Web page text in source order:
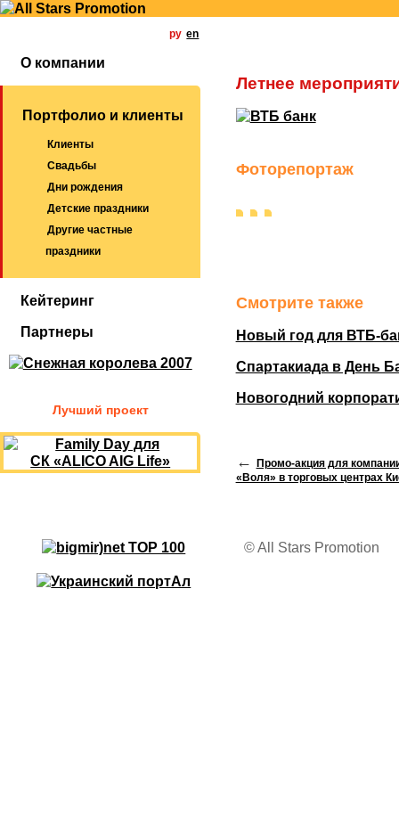
ру en
О компании
Портфолио и клиенты
Клиенты
Свадьбы
Дни рождения
Детские праздники
Другие частные
праздники
Кейтеринг
Партнеры
Лучший проект
Летнее
Фоторепортаж
Смотрите также
Новый год для ВТБ-
Спартакиада в День
Новогодний
← Промо-акция для
«Воля» в торговых центрах
© All Stars Promotion